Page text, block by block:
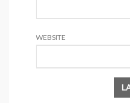
WEBSITE